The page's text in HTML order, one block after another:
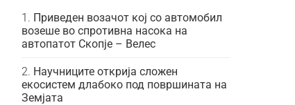
Приведен возачот кој со автомобил
возеше во спротивна насока на
автопатот Скопје – Велес
Научниците открија сложен
екосистем длабоко под површината на
Земјата